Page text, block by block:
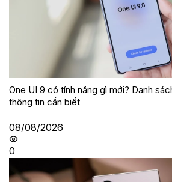
One UI 9 có tính năng gì mới? Danh
thông tin cần biết
08/08/2026
0